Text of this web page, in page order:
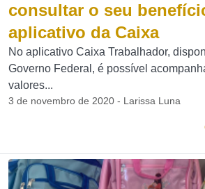
consultar o seu
aplicativo da Caixa
No aplicativo Caixa Trabalhador,
Governo Federal, é possível
valores...
3 de novembro de 2020 - Larissa Luna